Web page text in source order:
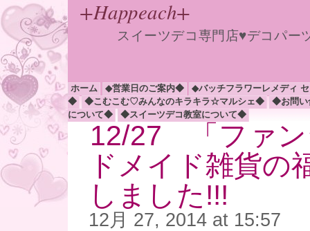
+Happeach+
スイーツデコ専門店♥デコパ
ホーム ◆営業日のご案内◆
◆バッチフラワーレメディ
◆
◆こむこむ♡みんなのキラキラ☆マルシェ◆
◆お問
について◆
◆スイーツデコ教室について◆
12/27 「ファン
ドメイド雑貨の
しました!!!
12月 27, 2014 at 15:57